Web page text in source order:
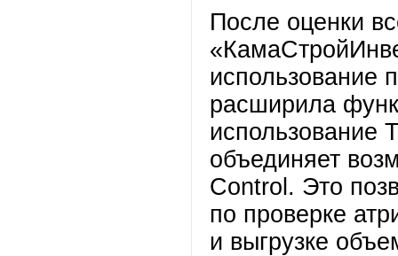
После оценки
использование
расширила
использование
объединяет
Control. Это
по проверке
и выгрузке